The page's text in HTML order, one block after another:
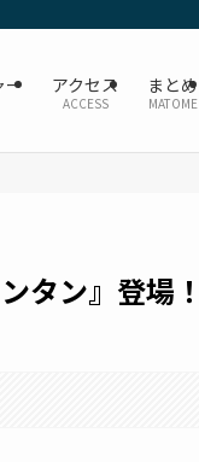
ー アクセス
ACCESS
まとめ
MATOME
タン』登場！